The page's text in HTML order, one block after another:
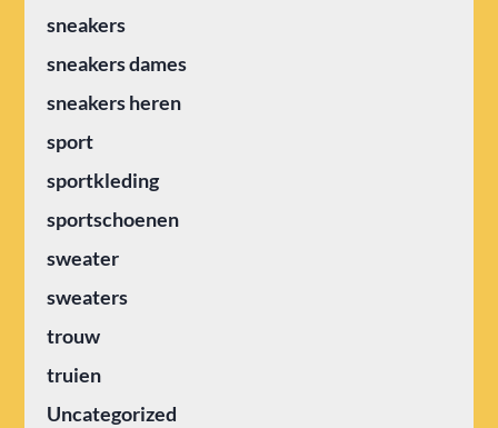
sneakers
sneakers dames
sneakers heren
sport
sportkleding
sportschoenen
sweater
sweaters
trouw
truien
Uncategorized